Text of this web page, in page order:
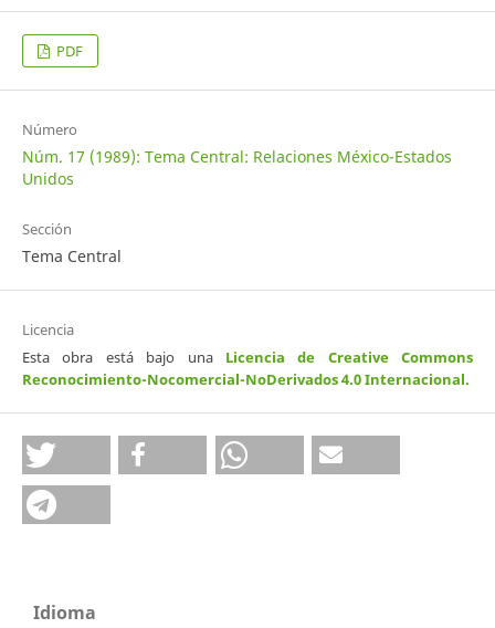
PDF
Número
Núm. 17 (1989): Tema Central: Relaciones México-Estados
Unidos
Sección
Tema Central
Licencia
Esta obra está bajo una Licencia de Creative Commons
Reconocimiento-Nocomercial-NoDerivados 4.0 Internacional.
Idioma